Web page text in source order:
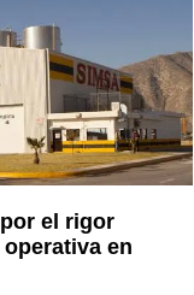
el rigor
en